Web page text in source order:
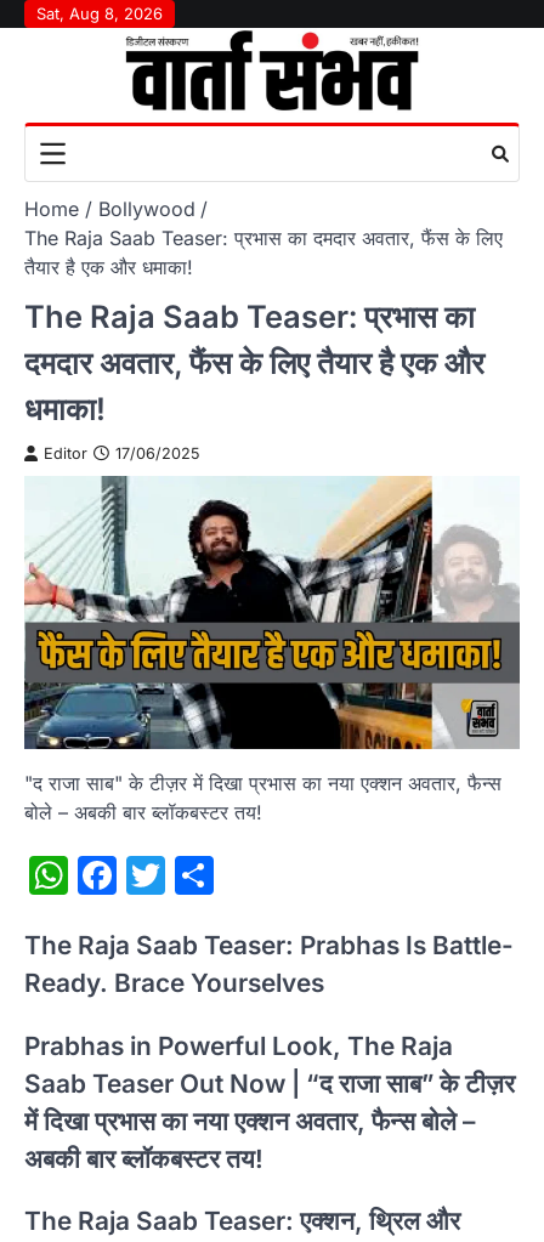
SkipSat, Aug 8, 2026
Home
Bollywood
The Raja Saab Teaser: प्रभास का दमदार अवतार, फैंस के लिए
तैयार है एक और धमाका!
The Raja Saab Teaser: प्रभास का
दमदार अवतार, फैंस के लिए तैयार है एक और
धमाका!
Editor 17/06/2025
"द राजा साब" के टीज़र में दिखा प्रभास का नया एक्शन अवतार, फैन्स
बोले – अबकी बार ब्लॉकबस्टर तय!
WhatsApp
Facebook
Twitter
The Raja Saab Teaser: Prabhas Is Battle-
Ready. Brace Yourselves
Prabhas in Powerful Look, The Raja
Saab Teaser Out Now | “द राजा साब” के टीज़र
में दिखा प्रभास का नया एक्शन अवतार, फैन्स बोले –
अबकी बार ब्लॉकबस्टर तय!
The Raja Saab Teaser: एक्शन, थ्रिल और